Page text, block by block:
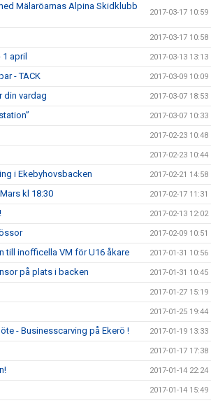
Mälaröarnas Alpina Skidklubb
2017-03-17 10:59
2017-03-17 10:58
april 2017-03-13 13:13
- TACK 2017-03-09 10:09
din vardag 2017-03-07 18:53
2017-03-07 10:33
2017-02-23 10:48
2017-02-23 10:44
i Ekebyhovsbacken 2017-02-21 14:58
kl 18:30 2017-02-17 11:31
2017-02-13 12:02
2017-02-09 10:51
till inofficella VM för U16 åkare 2017-01-31 10:56
på plats i backen 2017-01-31 10:45
2017-01-27 15:19
2017-01-25 19:44
- Businesscarving på Ekerö ! 2017-01-19 13:33
2017-01-17 17:38
2017-01-14 22:24
2017-01-14 15:49